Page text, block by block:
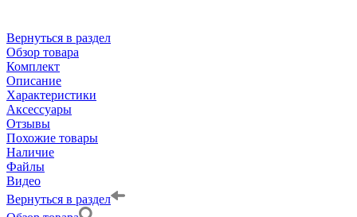
Вернуться в раздел
Обзор товара
Комплект
Описание
Характеристики
Аксессуары
Отзывы
Похожие товары
Наличие
Файлы
Видео
Вернуться в раздел